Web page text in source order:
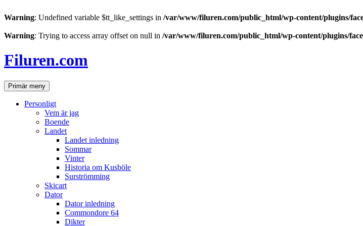
Warning: Undefined variable $tt_like_settings in /var/www/filuren.com/public_html/wp-content/plugins/
Warning: Trying to access array offset on null in /var/www/filuren.com/public_html/wp-content/plugins/
till
innehåll
Filuren.com
SökPrimär meny
Personligt
Vem är jag
Boende
Landet
Landet inledning
Sommar
Vinter
Historia om Kusböle
Surströmming
Skicart
Dator
Dator inledning
Commondore 64
Dikter